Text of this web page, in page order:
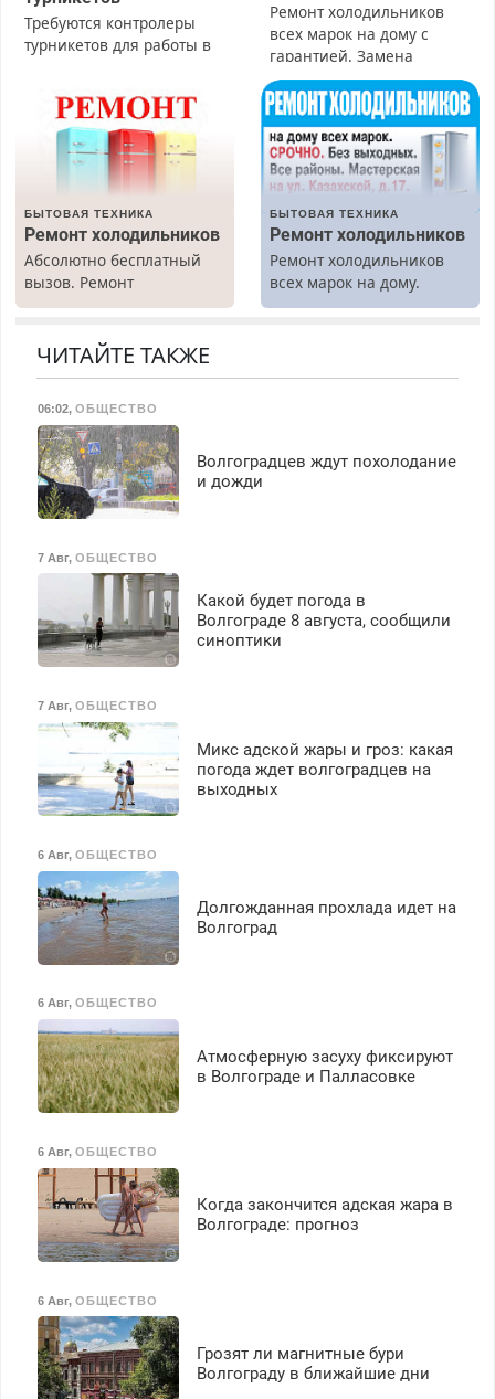
Требуются контролеры
турникетов для работы в
Прием по ТК РФ. График
работы любой.
Бесплатное проживание.
З/п – до 96000 рублей до
Ежемесячно
выплачивается денежная
премия. Возможно
бесплатное обучение,
получение документов,
транспортной
безопасности с з/п до
Ремонт холодильников
всех марок на дому с
гарантией. Замена
резины. Качественно.
Недорого. Без выходных.
Все районы. Скидка.
Вызов бесплатный.
БЫТОВАЯ ТЕХНИКА
Ремонт холодильников
Абсолютно бесплатный
вызов. Ремонт
холодильников всех
гарантией. Все р-ны.
40%. Мастер со стажем.
БЫТОВАЯ ТЕХНИКА
Ремонт холодильников
Ремонт холодильников
всех марок на дому.
ЧИТАЙТЕ ТАКЖЕ
06:02, ОБЩЕСТВО
Волгоградцев ждут похолодание
и дожди
7 Авг, ОБЩЕСТВО
Какой будет погода в
Волгограде 8 августа, сообщили
синоптики
7 Авг, ОБЩЕСТВО
Микс адской жары и гроз: какая
погода ждет волгоградцев на
выходных
6 Авг, ОБЩЕСТВО
Долгожданная прохлада идет на
Волгоград
6 Авг, ОБЩЕСТВО
Атмосферную засуху фиксируют
в Волгограде и Палласовке
6 Авг, ОБЩЕСТВО
Когда закончится адская жара в
Волгограде: прогноз
6 Авг, ОБЩЕСТВО
Грозят ли магнитные бури
Волгограду в ближайшие дни